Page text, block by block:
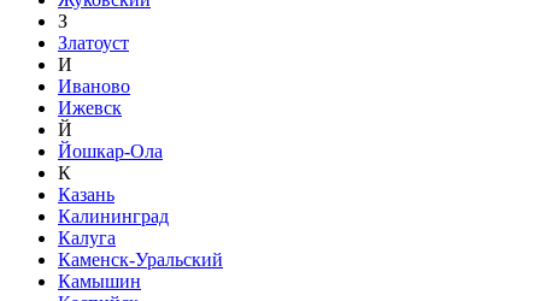
З
Златоуст
И
Иваново
Ижевск
Й
Йошкар-Ола
К
Казань
Калининград
Калуга
Каменск-Уральский
Камышин